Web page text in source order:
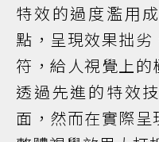
特效的過度濫用
點，呈現效果拙
符，給人視覺上
透過先進的特效
面，然而在實際